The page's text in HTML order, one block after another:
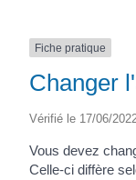
Fiche pratique
Changer
Vérifié le 17/06/
Vous devez
Celle-ci diffère